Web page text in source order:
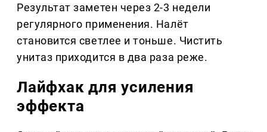
Результат заметен через 2-3 недели
регулярного применения. Налёт
становится светлее и тоньше. Чистить
унитаз приходится в два раза реже.
Лайфхак для усиления
эффекта